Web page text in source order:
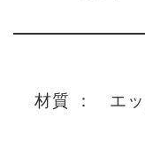
材質 ：　エ